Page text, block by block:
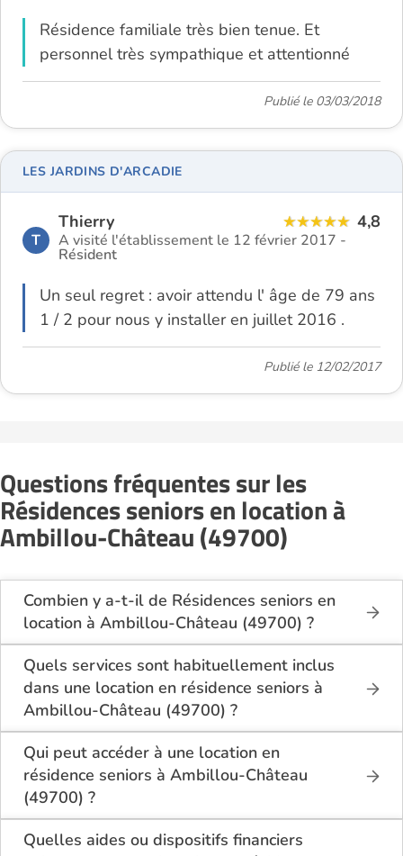
Résidence familiale très bien tenue. Et
personnel très sympathique et attentionné
Publié le 03/03/2018
T
Thierry 4,8
A visité l'établissement le 12 février 2017 -
Résident
Un seul regret : avoir attendu l' âge de 79 ans
1 / 2 pour nous y installer en juillet 2016 .
LES JARDINS D'ARCADIE
Publié le 12/02/2017
Questions fréquentes sur les
Résidences seniors en location à
Ambillou-Château (49700)
Combien y a-t-il de Résidences seniors en
location à Ambillou-Château (49700) ?
Sur le site Logement-seniors.com, on recense
actuellement 1 Résidences seniors en location à
Ambillou-Château (49700).
Quels services sont habituellement inclus
dans une location en résidence seniors à
Ambillou-Château (49700) ?
En location à Ambillou-Château (49700), la
résidence seniors inclut généralement : l’entretien
des espaces communs, l’accès à des activités, la
présence d’un accueil / surveillance, la restauration
ou service repas optionnel. Certains services sont
optionnels et peuvent faire monter le tarif.
Qui peut accéder à une location en
résidence seniors à Ambillou-Château
(49700) ?
La location en résidence seniors à Ambillou-
Château (49700) s’adresse aux personnes
Quelles aides ou dispositifs financiers